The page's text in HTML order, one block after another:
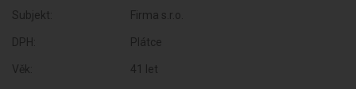
Subjekt: Firma s.r.o.
DPH: Plátce
Věk: 41 let